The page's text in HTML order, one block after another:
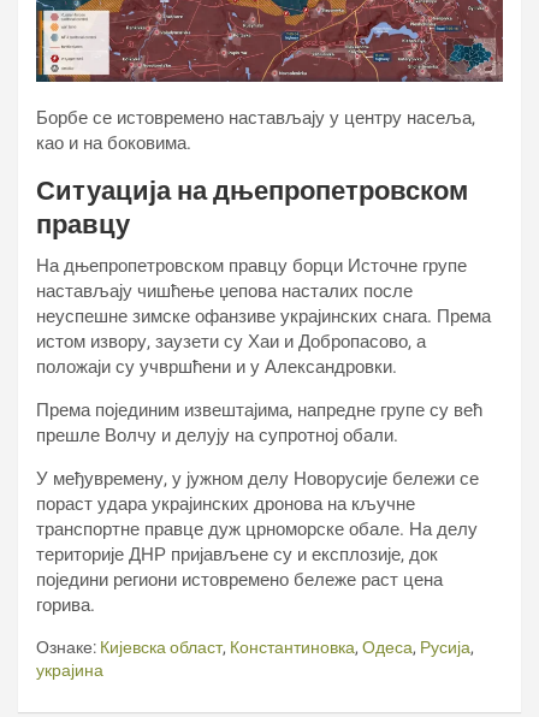
Борбе се истовремено настављају у центру насеља,
као и на боковима.
Ситуација на дњепропетровском
правцу
На дњепропетровском правцу борци Источне групе
настављају чишћење џепова насталих после
неуспешне зимске офанзиве украјинских снага. Према
истом извору, заузети су Хаи и Добропасово, а
положаји су учвршћени и у Александровки.
Према појединим извештајима, напредне групе су већ
прешле Волчу и делују на супротној обали.
У међувремену, у јужном делу Новорусије бележи се
пораст удара украјинских дронова на кључне
транспортне правце дуж црноморске обале. На делу
територије ДНР пријављене су и експлозије, док
поједини региони истовремено бележе раст цена
горива.
Ознаке: Кијевска област, Константиновка, Одеса, Русија,
украјина